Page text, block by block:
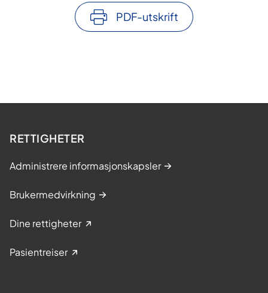
PDF-utskrift
RETTIGHETER
Administrere informasjonskapsler
Brukermedvirkning
Dine rettigheter
Pasientreiser